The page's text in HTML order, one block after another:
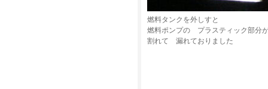
燃料タンクを外しすと
燃料ポンプの プラスティック部分
割れて 漏れておりました